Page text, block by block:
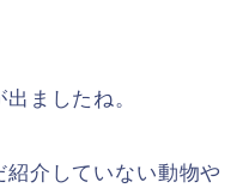
ましたね。
介していない動物や